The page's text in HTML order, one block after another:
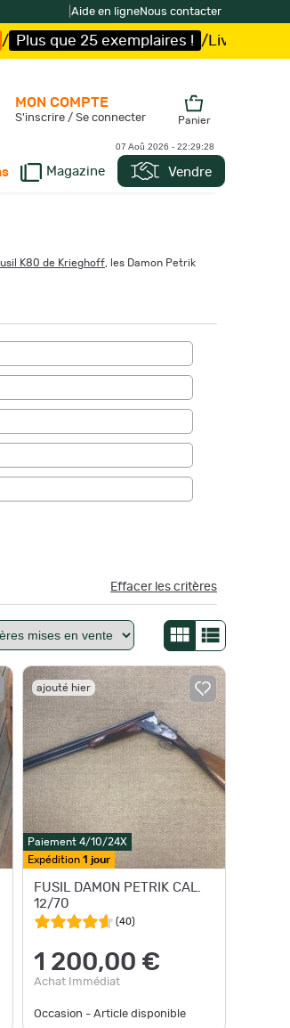
Aide en ligneNous contacter
! / Livraison offerte et
Magazine Vendre
MON COMPTE
S'inscrire / Se connecter Panier
07 Aoû 2026 - 22:29:29
K80 de Krieghoff , les Damon Petrik
Effacer les critères
ajouté hier
Paiement 4/10/24X
Expédition1 jour
FUSIL DAMON PETRIK CAL.
12/70
(40)
1 200,00 €
Achat Immédiat
Occasion - Article disponible